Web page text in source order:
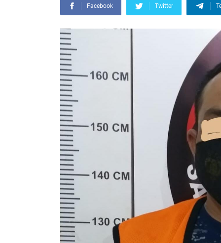
Facebook Twitter